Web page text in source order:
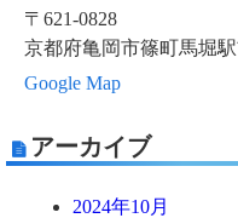
〒621-0828
京都府亀岡市篠町馬堀駅
Google Map
アーカイブ
2024年10月